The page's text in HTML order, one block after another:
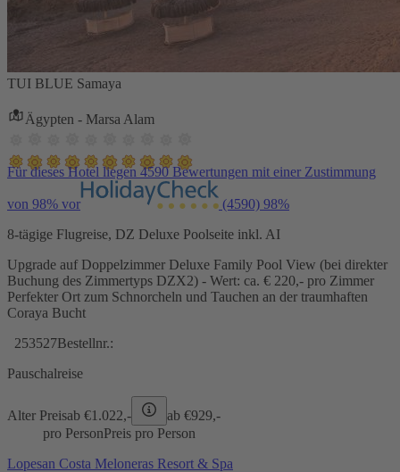
TUI BLUE Samaya
Ägypten - Marsa Alam
Für dieses Hotel liegen 4590 Bewertungen mit einer Zustimmung
von 98% vor (4590) 98%
8-tägige Flugreise, DZ Deluxe Poolseite inkl. AI
Upgrade auf Doppelzimmer Deluxe Family Pool View (bei direkter
Buchung des Zimmertyps DZX2) - Wert: ca. € 220,- pro Zimmer
Perfekter Ort zum Schnorcheln und Tauchen an der traumhaften
Coraya Bucht
253527Bestellnr.:
Pauschalreise
Alter Preisab €1.022,- ab €929,-
pro PersonPreis pro Person
Lopesan Costa Meloneras Resort & Spa